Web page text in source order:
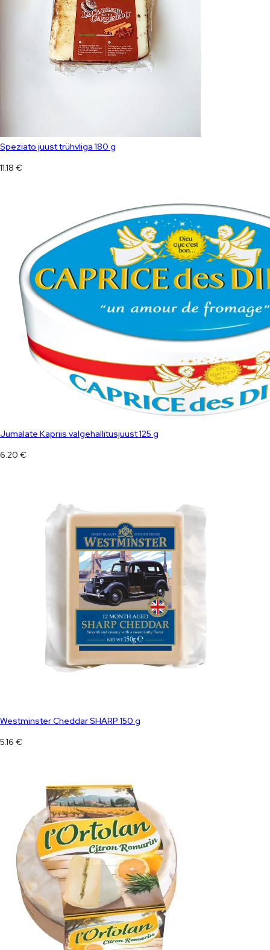
Speziato juust trühvliga 180 g
11.18 €
Jumalate Kapriis valgehallitusjuust 125 g
6.20 €
Westminster Cheddar SHARP 150 g
5.16 €